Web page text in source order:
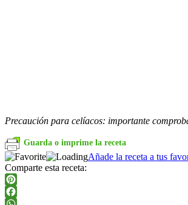
Precaución para celíacos: importante
Guarda o imprime la receta
Añade la receta a tus
Comparte esta receta:
Pinterest